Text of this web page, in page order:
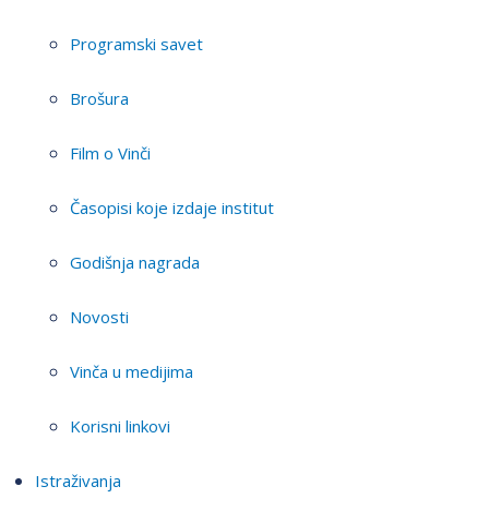
Programski savet
Brošura
Film o Vinči
Časopisi koje izdaje institut
Godišnja nagrada
Novosti
Vinča u medijima
Korisni linkovi
Istraživanja